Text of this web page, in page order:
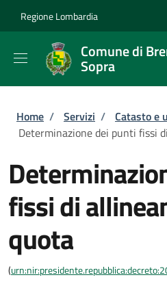
Regione Lombardia
Comune di
Sopra
Briciole di pane
Home / Servizi / Catasto e
Determinazione dei punti fissi
fissi di
quota
(